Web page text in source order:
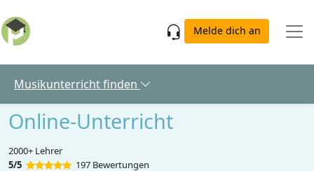
Melde dich an
Musikunterricht finden
Online-Unterricht
2000+ Lehrer
5/5
197 Bewertungen